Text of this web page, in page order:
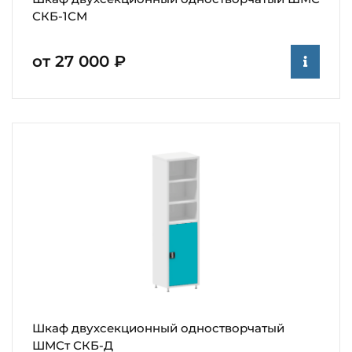
СКБ-1СМ
от 27 000 ₽
Шкаф двухсекционный одностворчатый
ШМСт СКБ-Д